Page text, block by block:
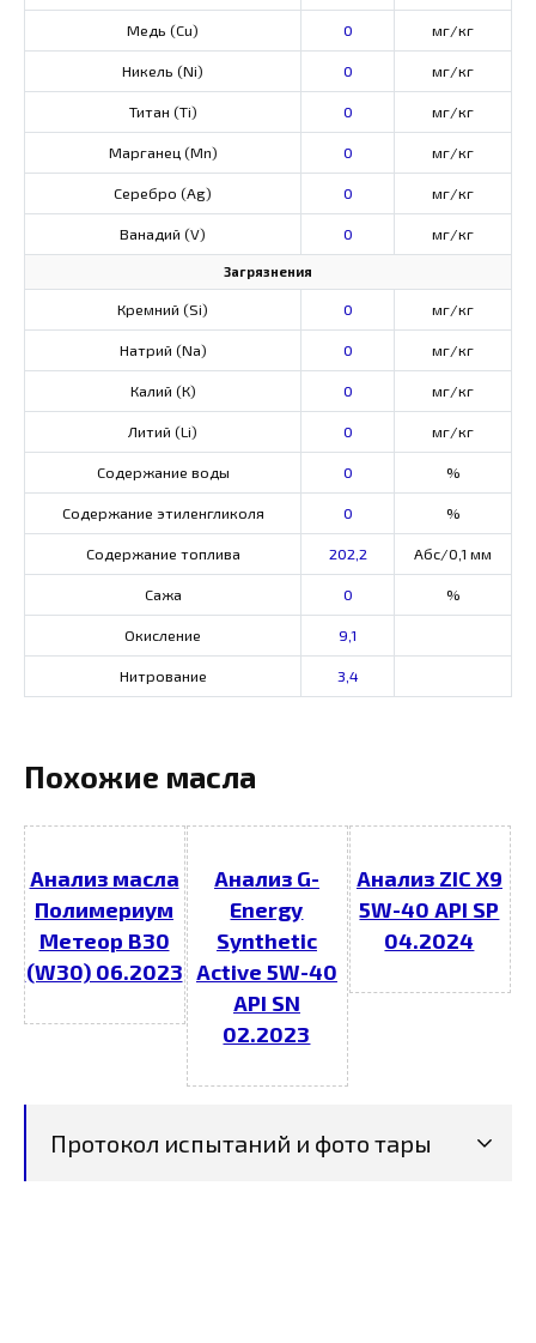
Медь (Cu) 0 мг/кг
Никель (Ni) 0 мг/кг
Титан (Ti) 0 мг/кг
Марганец (Mn) 0 мг/кг
Серебро (Ag) 0 мг/кг
Ванадий (V) 0 мг/кг
Загрязнения
Кремний (Si) 0 мг/кг
Натрий (Na) 0 мг/кг
Калий (К) 0 мг/кг
Литий (Li) 0 мг/кг
Содержание воды 0 %
Содержание этиленгликоля 0 %
Содержание топлива 202,2 Абс/0,1 мм
Сажа 0 %
Окисление 9,1
Нитрование 3,4
Похожие масла
Анализ масла
Полимериум
Метеор В30
(W30) 06.2023
Анализ G-
Energy
Synthetic
Active 5W-40
API SN
02.2023
Анализ ZIC X9
5W-40 API SP
04.2024
Протокол испытаний и фото тары